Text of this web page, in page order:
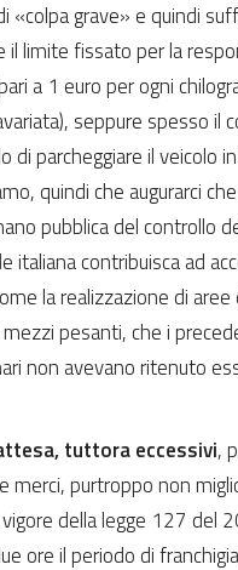
«colpa grave» e quindi
il limite fissato per la
a 1 euro per ogni
seppure spesso il
di parcheggiare il veicolo
quindi che augurarci
pubblica del controllo
italiana contribuisca ad
la realizzazione di
pesanti, che i
non avevano ritenuto
tuttora eccessivi,
merci, purtroppo non
della legge 127 del
ore il periodo di